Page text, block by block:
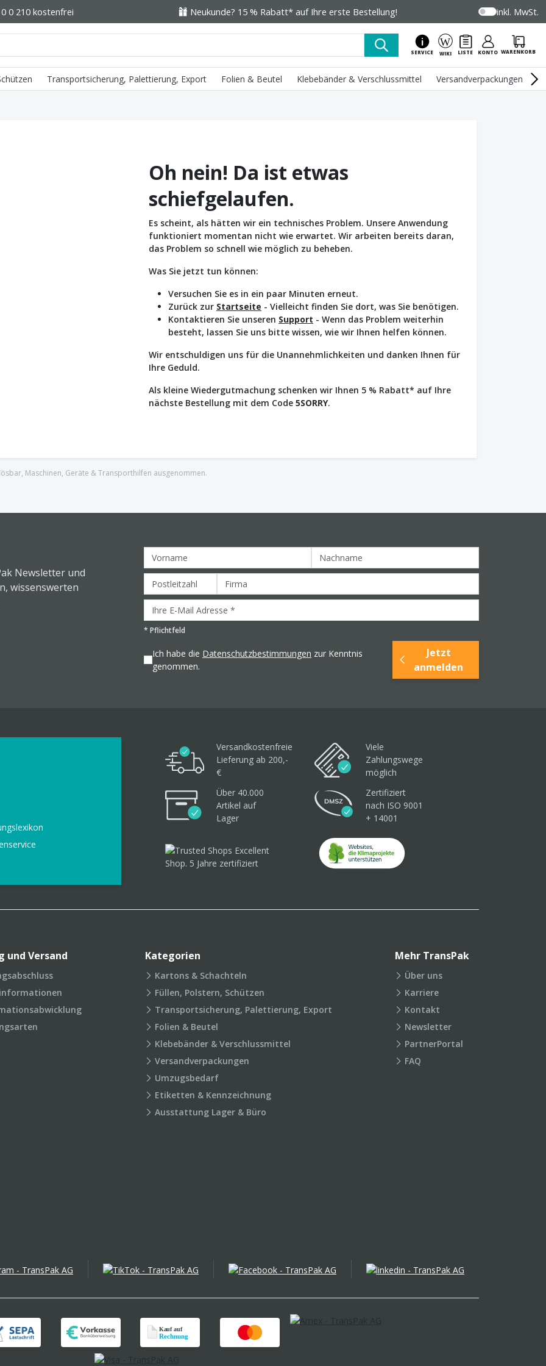
0 210 kostenfrei Neukunde? 15 % Rabatt* auf Ihre erste Bestellung! inkl. MwSt.
SERVICE WIKI LISTE KONTO WARENKORB
Transportsicherung, Palettierung, Export Folien & Beutel Klebebänder & Verschlussmittel Versandverpackungen
Oh nein! Da ist etwas
schiefgelaufen.
Es scheint, als hätten wir ein technisches Problem. Unsere Anwendung
funktioniert momentan nicht wie erwartet. Wir arbeiten bereits daran,
das Problem so schnell wie möglich zu beheben.
Was Sie jetzt tun können:
Versuchen Sie es in ein paar Minuten erneut.
Zurück zur Startseite - Vielleicht finden Sie dort, was Sie benötigen.
Kontaktieren Sie unseren Support - Wenn das Problem weiterhin
besteht, lassen Sie uns bitte wissen, wie wir Ihnen helfen können.
Wir entschuldigen uns für die Unannehmlichkeiten und danken Ihnen für
Ihre Geduld.
Als kleine Wiedergutmachung schenken wir Ihnen 5 % Rabatt* auf Ihre
nächste Bestellung mit dem Code 5SORRY.
Maschinen, Geräte & Transporthilfen ausgenommen.
Newsletter und
wissenswerten
* Pflichtfeld
Ich habe die Datenschutzbestimmungen zur Kenntnis
genommen.
Jetzt
anmelden
Versandkostenfreie
Lieferung ab 200,-
€
Viele
Zahlungswege
möglich
Über 40.000
Artikel auf
Lager
Zertifiziert
nach ISO 9001
+ 14001
und Versand Kategorien
Kartons & Schachteln
Füllen, Polstern, Schützen
Transportsicherung, Palettierung, Export
Folien & Beutel
Klebebänder & Verschlussmittel
Versandverpackungen
Umzugsbedarf
Etiketten & Kennzeichnung
Ausstattung Lager & Büro
Mehr TransPak
Über uns
Karriere
Kontakt
Newsletter
PartnerPortal
FAQ